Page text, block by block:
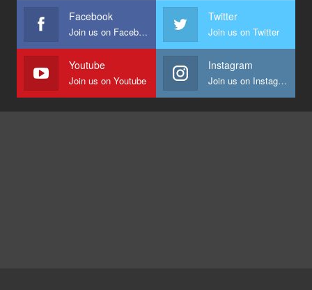
Facebook
Join us on Facebook
Twitter
Join us on Twitter
Youtube
Join us on Youtube
Instagram
Join us on Instagram